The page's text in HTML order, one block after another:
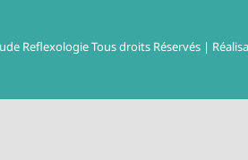
Reflexologie Tous droits Réservés |